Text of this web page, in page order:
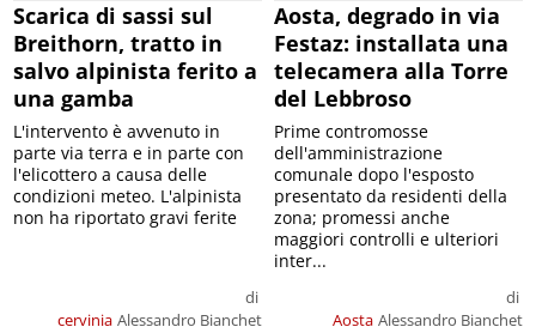
Scarica di sassi sul
Breithorn, tratto in
salvo alpinista ferito a
una gamba
cervinia
di
Alessandro Bianchet
L'intervento è avvenuto in
parte via terra e in parte con
l'elicottero a causa delle
condizioni meteo. L'alpinista
non ha riportato gravi ferite
Aosta, degrado in via
Festaz: installata una
telecamera alla Torre
del Lebbroso
Aosta
di
Alessandro Bianchet
Prime contromosse
dell'amministrazione
comunale dopo l'esposto
presentato da residenti della
zona; promessi anche
maggiori controlli e ulteriori
inter...